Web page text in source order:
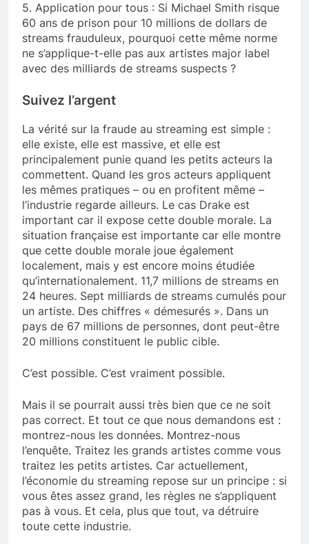
5. Application pour tous : Si Michael Smith risque
60 ans de prison pour 10 millions de dollars de
streams frauduleux, pourquoi cette même norme
ne s’applique-t-elle pas aux artistes major label
avec des milliards de streams suspects ?
Suivez l’argent
La vérité sur la fraude au streaming est simple :
elle existe, elle est massive, et elle est
principalement punie quand les petits acteurs la
commettent. Quand les gros acteurs appliquent
les mêmes pratiques – ou en profitent même –
l’industrie regarde ailleurs. Le cas Drake est
important car il expose cette double morale. La
situation française est importante car elle montre
que cette double morale joue également
localement, mais y est encore moins étudiée
qu’internationalement. 11,7 millions de streams en
24 heures. Sept milliards de streams cumulés pour
un artiste. Des chiffres « démesurés ». Dans un
pays de 67 millions de personnes, dont peut-être
20 millions constituent le public cible.
C’est possible. C’est vraiment possible.
Mais il se pourrait aussi très bien que ce ne soit
pas correct. Et tout ce que nous demandons est :
montrez-nous les données. Montrez-nous
l’enquête. Traitez les grands artistes comme vous
traitez les petits artistes. Car actuellement,
l’économie du streaming repose sur un principe : si
vous êtes assez grand, les règles ne s’appliquent
pas à vous. Et cela, plus que tout, va détruire
toute cette industrie.